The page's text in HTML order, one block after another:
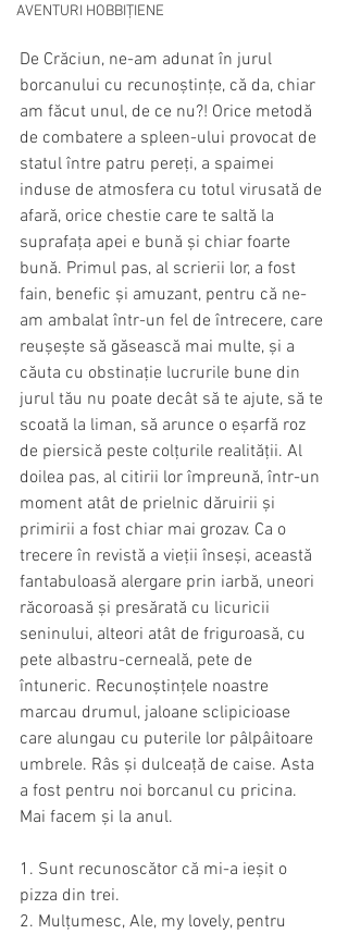
AVENTURI HOBBIȚIENE
De Crăciun, ne-am adunat în jurul
borcanului cu recunoștințe, că da, chiar
am făcut unul, de ce nu?! Orice metodă
de combatere a spleen-ului provocat de
statul între patru pereți, a spaimei
induse de atmosfera cu totul virusată de
afară, orice chestie care te saltă la
suprafața apei e bună și chiar foarte
bună. Primul pas, al scrierii lor, a fost
fain, benefic și amuzant, pentru că ne-
am ambalat într-un fel de întrecere, care
reușește să găsească mai multe, și a
căuta cu obstinație lucrurile bune din
jurul tău nu poate decât să te ajute, să te
scoată la liman, să arunce o eșarfă roz
de piersică peste colțurile realității. Al
doilea pas, al citirii lor împreună, într-un
moment atât de prielnic dăruirii și
primirii a fost chiar mai grozav. Ca o
trecere în revistă a vieții înseși, această
fantabuloasă alergare prin iarbă, uneori
răcoroasă și presărată cu licuricii
seninului, alteori atât de friguroasă, cu
pete albastru-cerneală, pete de
întuneric. Recunoștințele noastre
marcau drumul, jaloane sclipicioase
care alungau cu puterile lor pâlpâitoare
umbrele. Râs și dulceață de caise. Asta
a fost pentru noi borcanul cu pricina.
Mai facem și la anul.
1. Sunt recunoscător că mi-a ieșit o
pizza din trei.
2. Mulțumesc, Ale, my lovely, pentru